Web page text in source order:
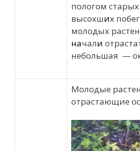
пологом старых
высохших
молодых растен
начали
небольшая —
Молодые
отрастающие